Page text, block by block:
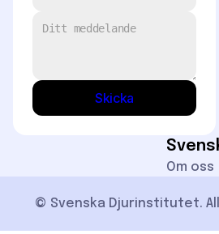
Skicka
Om oss
© Svenska Djurinstitutet.